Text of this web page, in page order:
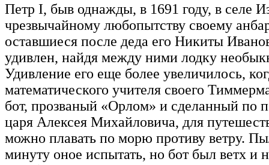
Петр I, быв однажды, в 1691 году, в селе
чрезвычайному любопытству своему
оставшиеся после деда его Никиты
удивлен, найдя между ними лодку
Удивление его еще более увеличилось,
математического учителя своего
бот, прозваный «Орлом» и сделанный по
царя Алексея Михайловича, для
можно плавать по морю противу ветру.
минуту оное испытать, но бот был ветх и